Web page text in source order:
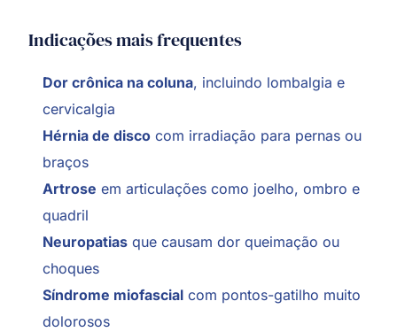
Indicações mais frequentes
Dor crônica na coluna, incluindo lombalgia e
cervicalgia
Hérnia de disco com irradiação para pernas ou
braços
Artrose em articulações como joelho, ombro e
quadril
Neuropatias que causam dor queimação ou
choques
Síndrome miofascial com pontos-gatilho muito
dolorosos